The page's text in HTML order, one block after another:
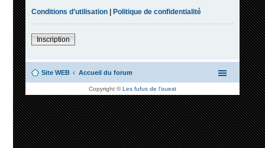
Conditions d’utilisation| Politique de confidentialité
Inscription
Site WEB Accueil du forum
Copyright ©Les fufus de l'ouest